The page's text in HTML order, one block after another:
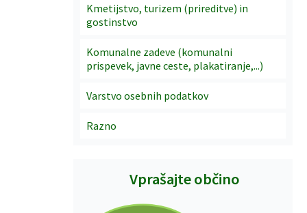
Kmetijstvo, turizem (prireditve) in
gostinstvo
Komunalne zadeve (komunalni
prispevek, javne ceste, plakatiranje,...)
Varstvo osebnih podatkov
Razno
Vprašajte občino